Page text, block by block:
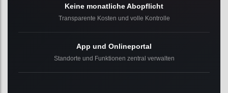
Keine monatliche Abopflicht
Transparente Kosten und volle Kontrolle
App und Onlineportal
Standorte und Funktionen zentral verwalten